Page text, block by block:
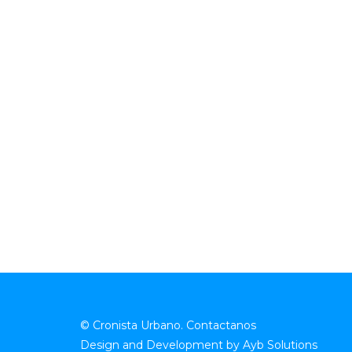
© Cronista Urbano. Contactanos
Design and Development by Ayb Solutions